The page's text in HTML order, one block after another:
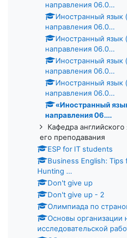
направления 06.0...
Иностранный язык
направления 06.0...
Иностранный язык
направления 06.0...
Иностранный язык
направления 06.0...
Иностранный язык
направления 06.0...
«Иностранный
направления 06....
Кафедра
его преподавания
ESP for IT students
Business English:
Hunting ...
Don't give up
Don't give up - 2
Олимпиада по
Основы организации
исследовательской